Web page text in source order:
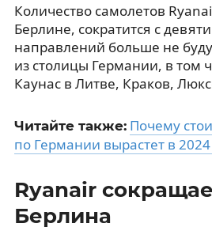
Количество самолетов
Берлине, сократится с
направлений больше не
из столицы Германии, в том
Каунас в Литве, Краков,
Читайте также: Почему
по Германии вырастет в 2024
Ryanair
Берлина